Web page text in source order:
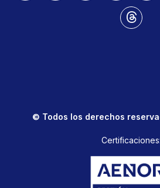
© Todos los derechos
Certificaciones: